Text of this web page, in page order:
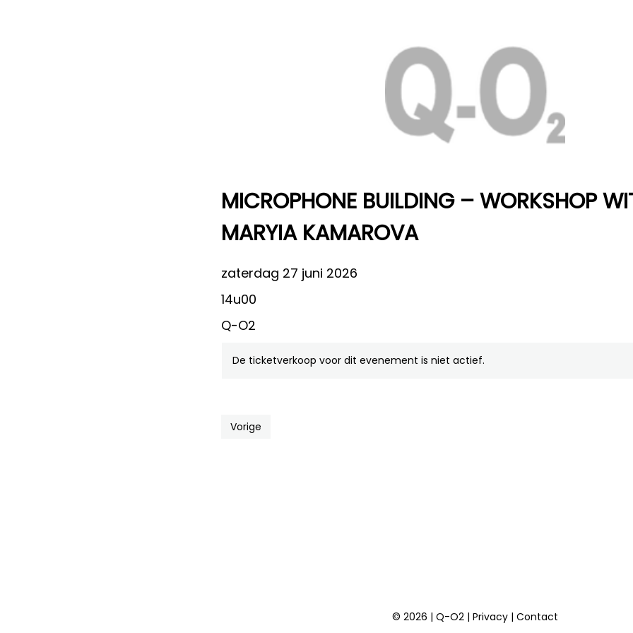
MICROPHONE BUILDING – WORKSHOP
MARYIA KAMAROVA
zaterdag 27 juni 2026
14u00
Q-O2
De ticketverkoop voor dit evenement is niet actief.
Vorige
© 2026 | Q-O2 | Privacy| Contact